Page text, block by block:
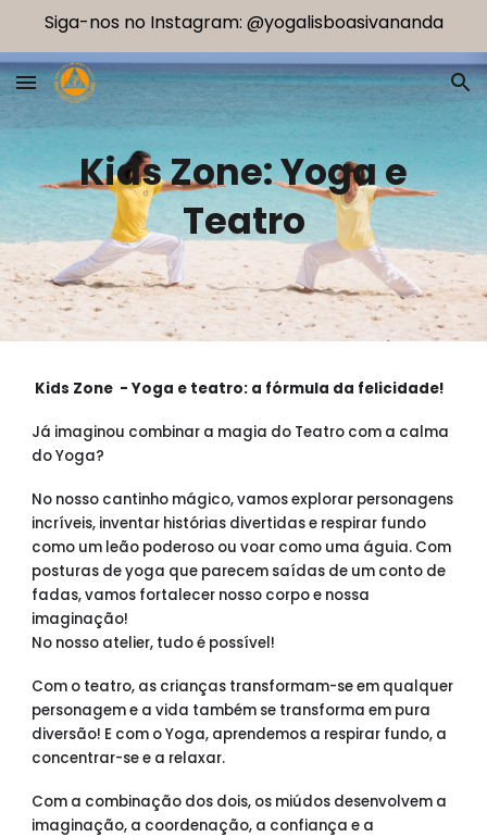
Siga-nos no Instagram: @yogalisboasivananda
Kids Zone: Yoga e
Teatro
Kids Zone -Yoga e teatro: a fórmula da felicidade!
Já imaginou combinar a magia do Teatro com a calma
do Yoga?
No nosso cantinho mágico, vamos explorar personagens
incríveis, inventar histórias divertidas e respirar fundo
como um leão poderoso ou voar como uma águia. Com
posturas de yoga que parecem saídas de um conto de
fadas, vamos fortalecer nosso corpo e nossa
imaginação!
No nosso atelier, tudo é possível!
Com o teatro, as crianças transformam-se em qualquer
personagem e a vida também se transforma em pura
diversão! E com o Yoga, aprendemos a respirar fundo, a
concentrar-se e a relaxar.
Com a combinação dos dois, os miúdos desenvolvem a
imaginação, a coordenação, a confiança e a